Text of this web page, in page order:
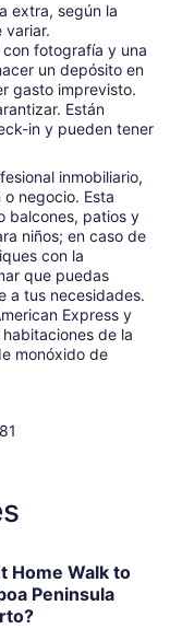
extra, según la
variar.
fotografía y una
un depósito en
gasto imprevisto.
Están
in y pueden tener
inmobiliario,
negocio. Esta
balcones, patios y
niños; en caso de
con la
que puedas
a tus necesidades.
Express y
de la
monóxido de
Home Walk to
Peninsula